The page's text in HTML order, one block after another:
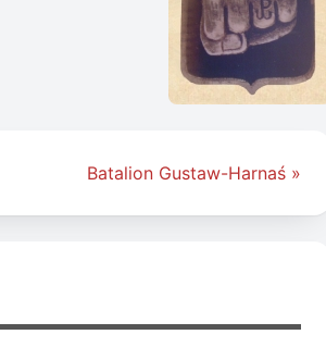
Batalion Gustaw-Harnaś »